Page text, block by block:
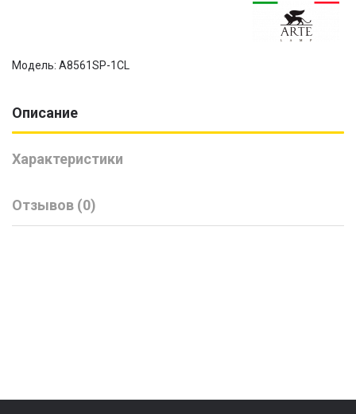
Модель: A8561SP-1CL
Описание
Характеристики
Отзывов (0)